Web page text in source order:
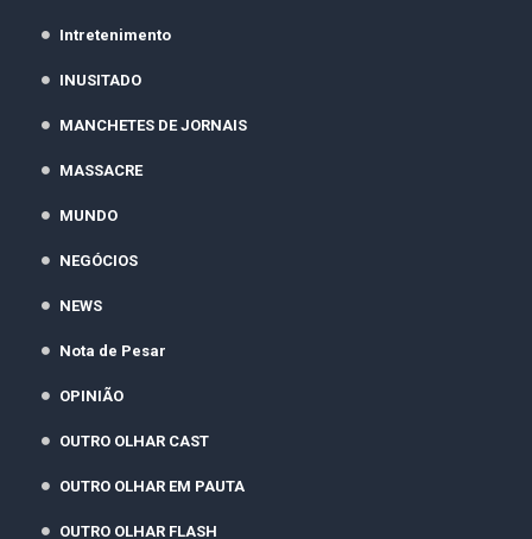
Intretenimento
INUSITADO
MANCHETES DE JORNAIS
MASSACRE
MUNDO
NEGÓCIOS
NEWS
Nota de Pesar
OPINIÃO
OUTRO OLHAR CAST
OUTRO OLHAR EM PAUTA
OUTRO OLHAR FLASH